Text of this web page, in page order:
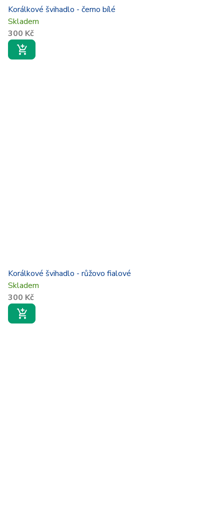
Korálkové švihadlo - černo bílé
Skladem
300 Kč
Korálkové švihadlo - růžovo fialové
Skladem
300 Kč